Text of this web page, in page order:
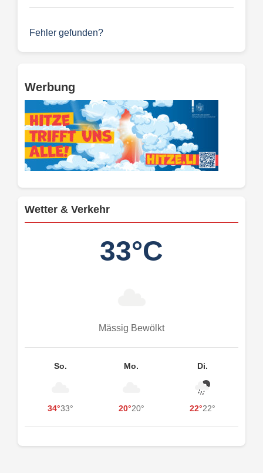
Fehler gefunden?
Werbung
Wetter & Verkehr
33°C
Mässig Bewölkt
So.
34°33°
Mo.
20°20°
Di.
22°22°